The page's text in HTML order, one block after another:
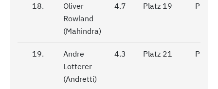
18.
Oliver
Rowland
(Mahindra)
4.7 Platz 19 Platz
19.
Andre
Lotterer
(Andretti)
4.3 Platz 21 Platz
18.
19.